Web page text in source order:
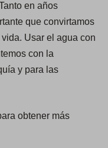
en años
que convirtamos
Usar el agua con
con la
y para las
obtener más